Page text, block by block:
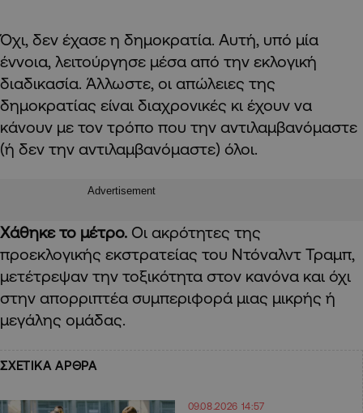
Όχι, δεν έχασε η δημοκρατία. Αυτή, υπό μία
έννοια, λειτούργησε μέσα από την εκλογική
διαδικασία. Άλλωστε, οι απώλειες της
δημοκρατίας είναι διαχρονικές κι έχουν να
κάνουν με τον τρόπο που την αντιλαμβανόμαστε
(ή δεν την αντιλαμβανόμαστε) όλοι.
Advertisement
Χάθηκε το μέτρο. Οι ακρότητες της
προεκλογικής εκστρατείας του Ντόναλντ Τραμπ,
μετέτρεψαν την τοξικότητα στον κανόνα και όχι
στην απορριπτέα συμπεριφορά μιας μικρής ή
μεγάλης ομάδας.
ΣΧΕΤΙΚΑ ΑΡΘΡΑ
09.08.2026 14:57